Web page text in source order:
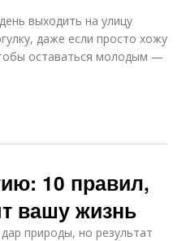
выходить на улицу
даже если просто хожу
оставаться молодым —
10 правил,
вашу жизнь
природы, но результат